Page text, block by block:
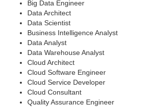
Big Data Engineer
Data Architect
Data Scientist
Business Intelligence Analyst
Data Analyst
Data Warehouse Analyst
Cloud Architect
Cloud Software Engineer
Cloud Service Developer
Cloud Consultant
Quality Assurance Engineer